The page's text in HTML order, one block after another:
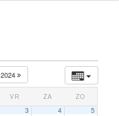
2024
VR ZA ZO
3 4 5